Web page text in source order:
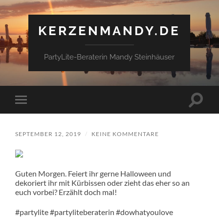
KERZENMANDY.DE
PartyLite-Beraterin Mandy Steinhäuser
Mobile-
Menü
SEPTEMBER 12, 2019 / KEINE KOMMENTARE
Guten Morgen. Feiert ihr gerne Halloween und
dekoriert ihr mit Kürbissen oder zieht das eher so an
euch vorbei? Erzählt doch mal!
#partylite #partyliteberaterin #dowhatyoulove